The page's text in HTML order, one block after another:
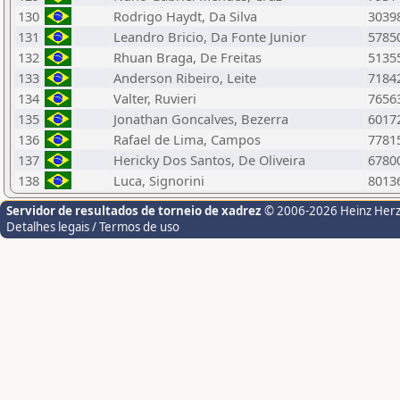
130
Rodrigo Haydt, Da Silva
131
Leandro Bricio, Da Fonte Junior
132
Rhuan Braga, De Freitas
133
Anderson Ribeiro, Leite
134
Valter, Ruvieri
135
Jonathan Goncalves, Bezerra
136
Rafael de Lima, Campos
137
Hericky Dos Santos, De Oliveira
138
Luca, Signorini
Servidor de resultados de torneio de xadrez © 2006-2026 Heinz
Detalhes legais / Termos de uso